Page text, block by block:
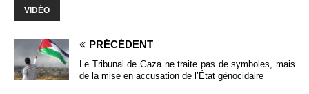
VIDÉO
PRÉCÉDENT
Le Tribunal de Gaza ne traite pas de symboles, mais
de la mise en accusation de l’État génocidaire